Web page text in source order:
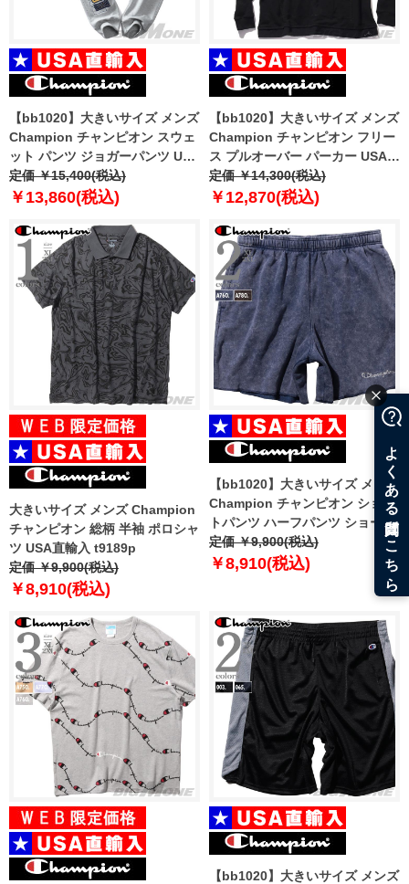
【bb1020】大きいサイズ メンズ
Champion チャンピオン スウェ
ット パンツ ジョガーパンツ USA
直輸入 gf01-586dwb
定価 ￥15,400(税込)
￥13,860(税込)
【bb1020】大きいサイズ メンズ
Champion チャンピオン フリー
ス プルオーバー パーカー USA直
輸入 s90224
定価 ￥14,300(税込)
￥12,870(税込)
大きいサイズ メンズ Champion
チャンピオン 総柄 半袖 ポロシャ
ツ USA直輸入 t9189p
定価 ￥9,900(税込)
￥8,910(税込)
【bb1020】大きいサイズ メンズ
Champion チャンピオン ショー
トパンツ ハーフパンツ ショーツ
USA直輸入 879040
定価 ￥9,900(税込)
￥8,910(税込)
【bb1020】大きいサイズ メンズ